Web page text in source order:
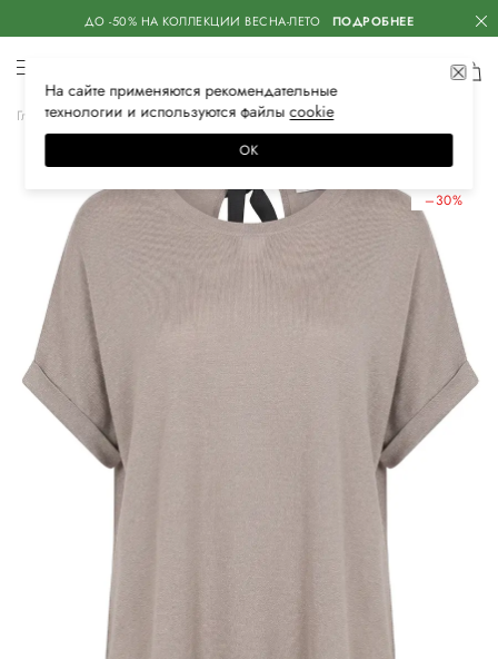
ДО -50% НА КОЛЛЕКЦИИ ВЕСНА-ЛЕТО ПОДРОБНЕЕ
Главная Женская Одежда Футболки
–30%
На сайте применяются рекомендательные
технологии и используются файлысооkiе
ОК